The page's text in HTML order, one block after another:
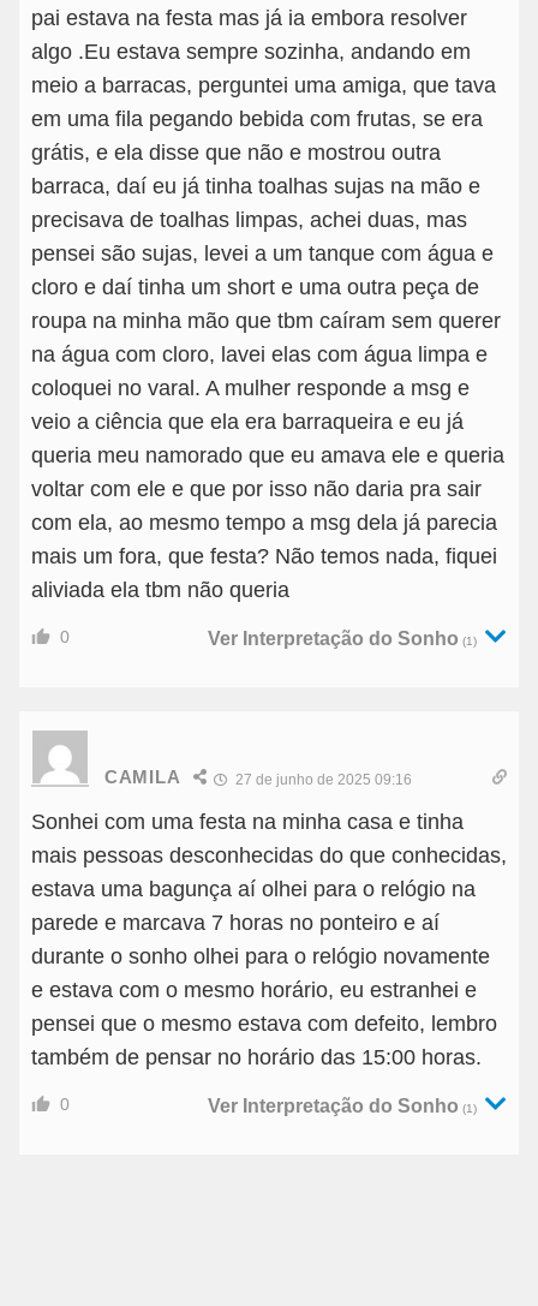
pai estava na festa mas já ia embora resolver
algo .Eu estava sempre sozinha, andando em
meio a barracas, perguntei uma amiga, que tava
em uma fila pegando bebida com frutas, se era
grátis, e ela disse que não e mostrou outra
barraca, daí eu já tinha toalhas sujas na mão e
precisava de toalhas limpas, achei duas, mas
pensei são sujas, levei a um tanque com água e
cloro e daí tinha um short e uma outra peça de
roupa na minha mão que tbm caíram sem querer
na água com cloro, lavei elas com água limpa e
coloquei no varal. A mulher responde a msg e
veio a ciência que ela era barraqueira e eu já
queria meu namorado que eu amava ele e queria
voltar com ele e que por isso não daria pra sair
com ela, ao mesmo tempo a msg dela já parecia
mais um fora, que festa? Não temos nada, fiquei
aliviada ela tbm não queria
0 Ver Interpretação do Sonho (1)
CAMILA 27 de junho de 2025 09:16
Sonhei com uma festa na minha casa e tinha
mais pessoas desconhecidas do que conhecidas,
estava uma bagunça aí olhei para o relógio na
parede e marcava 7 horas no ponteiro e aí
durante o sonho olhei para o relógio novamente
e estava com o mesmo horário, eu estranhei e
pensei que o mesmo estava com defeito, lembro
também de pensar no horário das 15:00 horas.
0 Ver Interpretação do Sonho (1)